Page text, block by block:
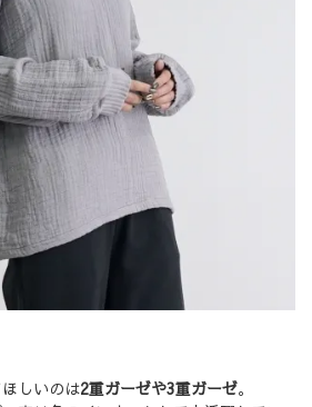
しいのは2重ガーゼや3重ガーゼ。